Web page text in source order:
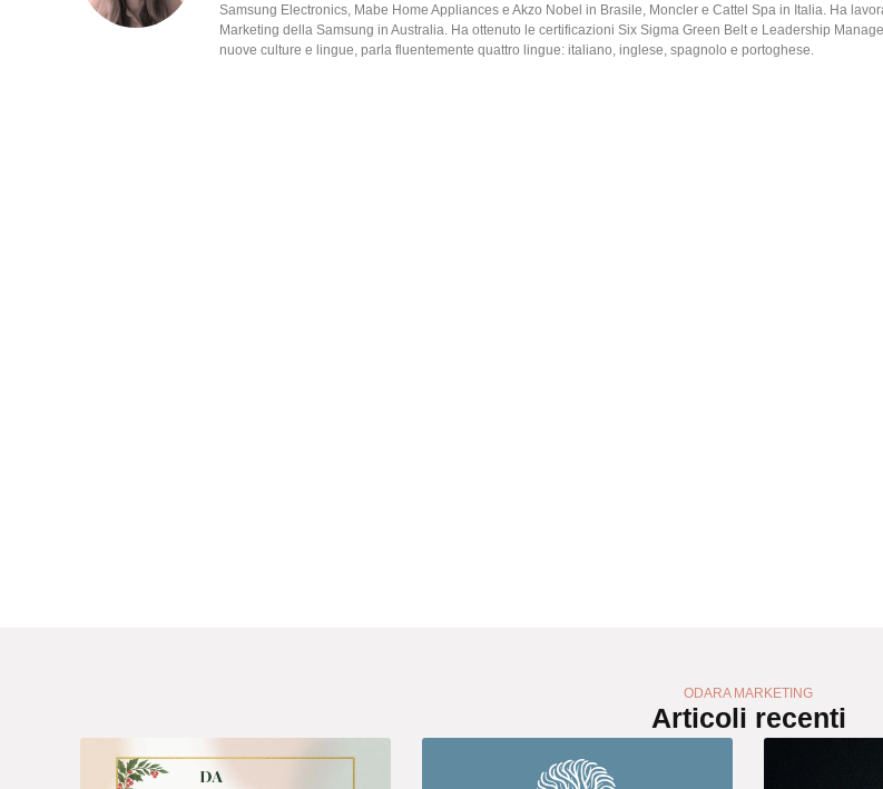
Samsung Electronics, Mabe Home Appliances e Akzo Nobel in Brasile, Moncler e Cattel Spa in Italia. Ha
Marketing della Samsung in Australia. Ha ottenuto le certificazioni Six Sigma Green Belt e Leadership
nuove culture e lingue, parla fluentemente quattro lingue: italiano, inglese, spagnolo e portoghese.
ODARA MARKETING
Articoli recenti